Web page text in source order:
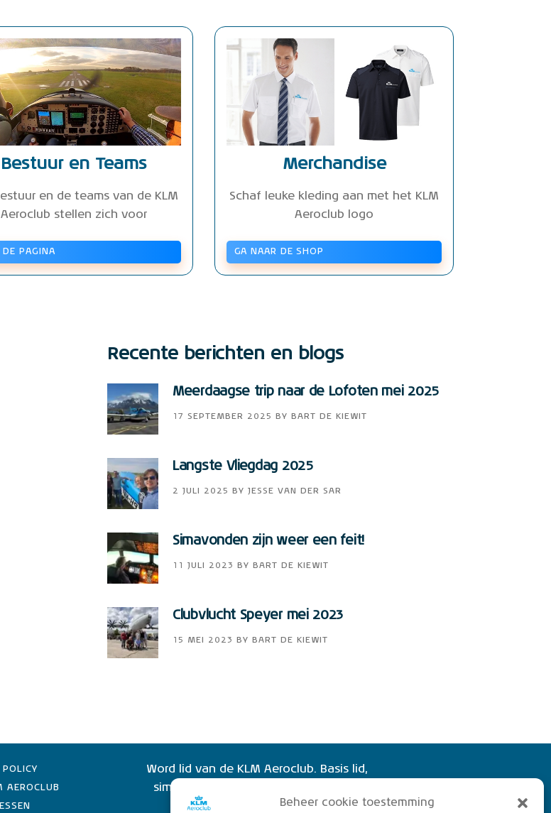
Beheer cookie toestemming
Bestuur en Teams
en de teams van de KLM
Aeroclub stellen zich voor
DE PAGINA
Merchandise
Schaf leuke kleding aan met het KLM
Aeroclub logo
GA NAAR DE SHOP
Recente berichten en blogs
Meerdaagse trip naar de Lofoten mei 2025
17 SEPTEMBER 2025 BY BART DE KIEWIT
Langste Vliegdag 2025
2 JULI 2025 BY JESSE VAN DER SAR
Simavonden zijn weer een feit!
11 JULI 2023 BY BART DE KIEWIT
Clubvlucht Speyer mei 2023
15 MEI 2023 BY BART DE KIEWIT
POLICY
AEROCLUB
Word lid van de KLM Aeroclub. Basis lid,
simulator lid of vliegend lid. Ook niet
KLM-ers zijn welkom!